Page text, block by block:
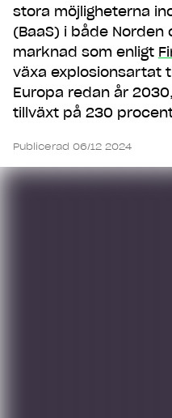
stora möjligheterna
(BaaS) i både Norden
marknad som enligt
växa explosionsartat
Europa redan år
tillväxt på 230
Publicerad 06/12 2024